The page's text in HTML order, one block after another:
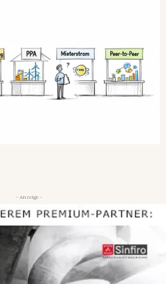
- Anzeige -